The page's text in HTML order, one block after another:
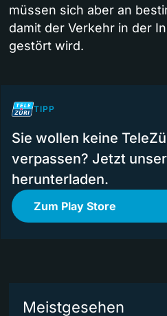
müssen sich aber an
damit der Verkehr in der
gestört wird.
TIPP
Sie wollen keine
verpassen? Jetzt
herunterladen.
Zum Play Store
Meistgesehen